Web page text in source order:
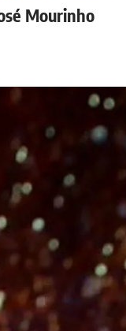
Mourinho